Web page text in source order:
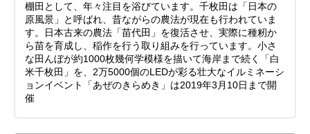
棚田として、年々注目を浴びています。千枚田は「日本の
原風景」と呼ばれ、昔ながらの農法が現在も行われていま
す。日本古来の農法「苗代田」を復活させ、実際に種籾か
ら苗を育成し、稲作を行う取り組みを行っています。小さ
な田んぼが約1000枚幾何学模様を描いて海岸まで続く「白
米千枚田」を、2万5000個のLEDが彩る壮大なイルミネーシ
ョンイベント「あぜのきらめき」は2019年3月10日まで開
催